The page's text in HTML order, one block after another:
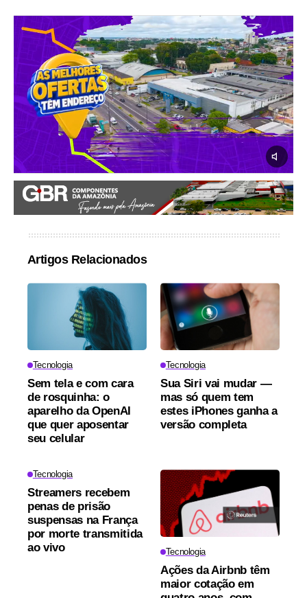
Artigos Relacionados
Tecnologia
Sem tela e com cara
de rosquinha: o
aparelho da OpenAI
que quer aposentar
seu celular
Tecnologia
Sua Siri vai mudar —
mas só quem tem
estes iPhones ganha a
versão completa
Tecnologia
Streamers recebem
penas de prisão
suspensas na França
por morte transmitida
ao vivo
Tecnologia
Ações da Airbnb têm
maior cotação em